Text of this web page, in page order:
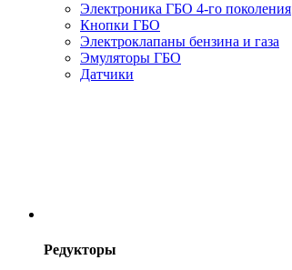
Электроника ГБО 4-го поколения
Кнопки ГБО
Электроклапаны бензина и газа
Эмуляторы ГБО
Датчики
Редукторы